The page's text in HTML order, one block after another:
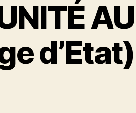
AU
d’Etat)